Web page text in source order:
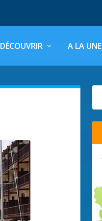
DÉCOUVRIR A LA UNE